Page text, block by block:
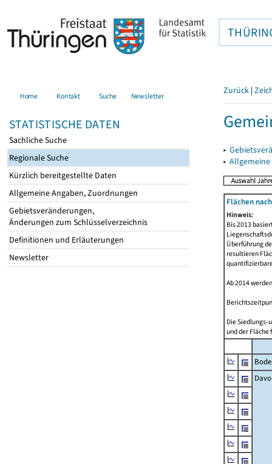
Home Kontakt Suche Newsletter
STATISTISCHE DATEN
Sachliche Suche
Regionale Suche
Kürzlich bereitgestellte Daten
Allgemeine Angaben, Zuordnungen
Gebietsveränderungen,
Änderungen zum Schlüsselverzeichnis
Definitionen und Erläuterungen
Newsletter
Zurück |
▸
▸
Flächen
Hinweis:
Bis 2013
Überführung
resultieren
Ab 2014
Die Siedlungs-
und der Fläche